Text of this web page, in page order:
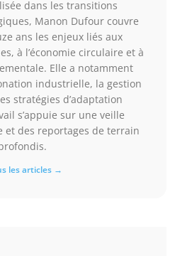
dans les transitions
Manon Dufour couvre
ans les enjeux liés aux
à l’économie circulaire et à
Elle a notamment
industrielle, la gestion
stratégies d’adaptation
s’appuie sur une veille
et des reportages de terrain
les articles →